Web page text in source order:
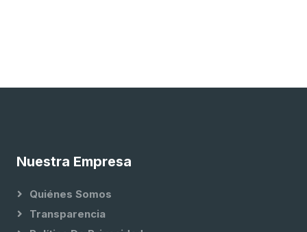
Nuestra Empresa
Quiénes Somos
Transparencia